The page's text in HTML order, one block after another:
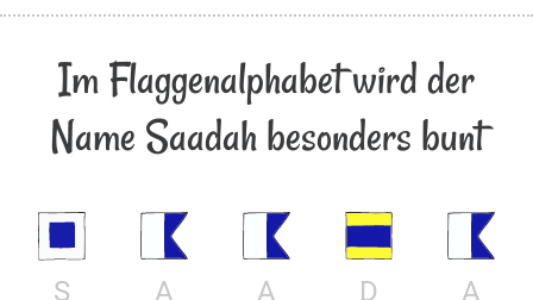
Im Flaggenalphabet wird der
Name Saadah besonders bunt
S A A D A